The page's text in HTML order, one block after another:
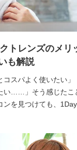
トレンズのメリ
も解説
コスパよく使いたい
い……」そう感じたこ
を見つけても、1Day
カラコンなのに、節約